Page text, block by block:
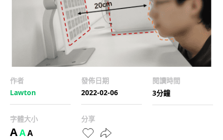
作者
Lawton
發佈日期
2022-02-06
閱讀時間
3分鐘
字體大小
AAA
分享